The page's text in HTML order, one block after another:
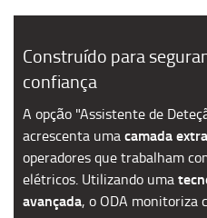
Construído para
confiança
A opção "Assistente de
acrescenta umacamada
operadores que trabalham
elétricos. Utilizando uma
avançada, o ODA monitoriza